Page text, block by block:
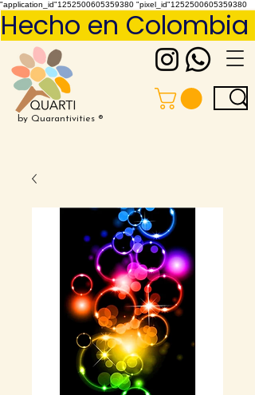
"application_id"1252500605359380 "pixel_id"1252500605359380
by Quarantivities ®
Hecho en